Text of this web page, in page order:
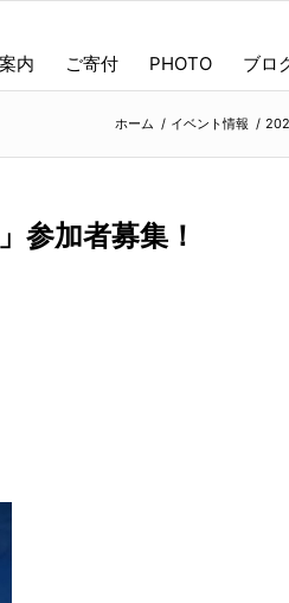
内 ご寄付 PHOTO ブロ
ホーム / イベント情報 /
参加者募集！